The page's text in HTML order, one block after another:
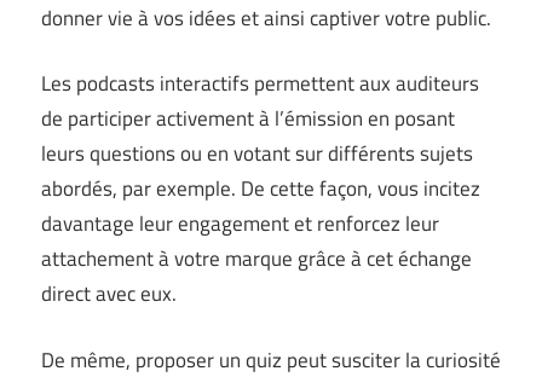
donner vie à vos idées et ainsi captiver votre public.
Les podcasts interactifs permettent aux auditeurs
de participer activement à l’émission en posant
leurs questions ou en votant sur différents sujets
abordés, par exemple. De cette façon, vous incitez
davantage leur engagement et renforcez leur
attachement à votre marque grâce à cet échange
direct avec eux.
De même, proposer un quiz peut susciter la curiosité